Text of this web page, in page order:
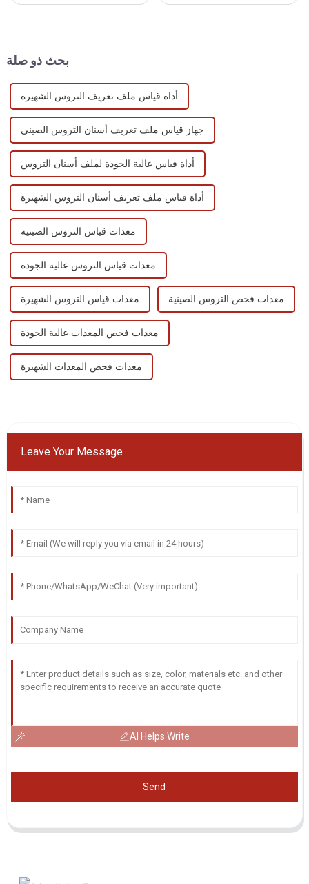
بحث ذو صلة
أداة قياس ملف تعريف التروس الشهيرة
جهاز قياس ملف تعريف أسنان التروس الصيني
أداة قياس عالية الجودة لملف أسنان التروس
أداة قياس ملف تعريف أسنان التروس الشهيرة
معدات قياس التروس الصينية
معدات قياس التروس عالية الجودة
معدات قياس التروس الشهيرة معدات فحص التروس الصينية
معدات فحص المعدات عالية الجودة
معدات فحص المعدات الشهيرة
Leave Your Message
AI Helps Write
Send